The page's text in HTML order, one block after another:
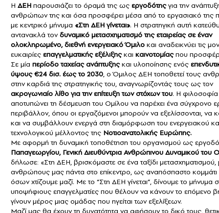
Η ΔΕΗ παρουσιάζει το όραμά της ως εργοδότηςγια την
ανθρώπων της και όσα προσφέρει μέσα από το εργασιακό της
με κεντρικό μήνυμα «Στη ΔΕΗ γίνεται». Η στρατηγική αυτή
αντανακλά τονδυναμικό μετασχηματισμό της εταιρείας σε έναν
ολοκληρωμένο, διεθνή ενεργειακό Όμιλο και αναδεικνύει τις
ευκαιρίες επαγγελματικής εξέλιξηςκαι καινοτομίαςπου
Σε μία περίοδο ταχείας ανάπτυξηςκαι υλοποίησης ενός
ύψους €24 δισ. έως το 2030, ο Όμιλος ΔΕΗ τοποθετεί τους
στην καρδιά της στρατηγικής του, αναγνωρίζοντάς τους ως τον
ακρογωνιαίο λίθο για την επίτευξη των στόχων του. Η
αποτυπώνει τη δέσμευση του Ομίλου να παρέχει ένα σύγχρονο
περιβάλλον, όπου οι εργαζόμενοι μπορούν να εξελίσσονται, να
και να συμβάλλουν ενεργά στη διαμόρφωση του ενεργειακού
τεχνολογικού μέλλοντος της Νοτιοανατολικής Ευρώπης.
Με αφορμή τη δυναμική τοποθέτηση του οργανισμού ως
Παπαγεωργίου, Γενική Διευθύντρια Ανθρώπινου Δυναμικού του
δήλωσε: «Στη ΔΕΗ, βρισκόμαστε σε ένα ταξίδι μετασχηματισμού,
ανθρώπους μας πάντα στο επίκεντρο, ως αναπόσπαστο
όσων χτίζουμε μαζί. Με το “Στη ΔΕΗ γίνεται”, δίνουμε το μήνυμα
υποψήφιους επαγγελματίες που θέλουν να κάνουν το επόμενο
γίνουν μέρος μιας ομάδας που ηγείται των εξελίξεων.